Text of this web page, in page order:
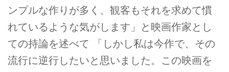
ンプルな作りが多く、観客もそれを求めて慣
れているような気がします」と映画作家とし
ての持論を述べて 「しかし私は今作で、その
流行に逆行したいと思いました。この映画を